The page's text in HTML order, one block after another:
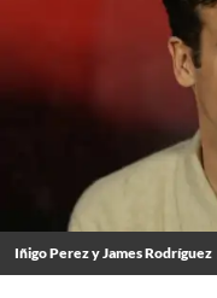
Iñigo Perez y James Rodríguez